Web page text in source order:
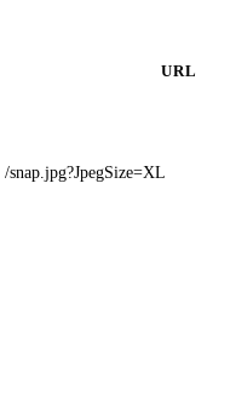
URL
/snap.jpg?JpegSize=XL